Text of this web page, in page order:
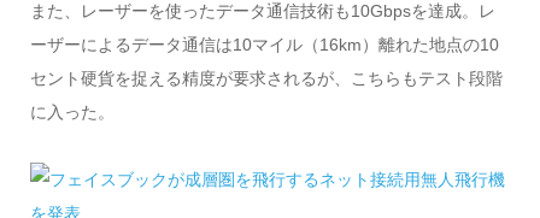
また、レーザーを使ったデータ通信技術も10Gbpsを達成。レ
ーザーによるデータ通信は10マイル（16km）離れた地点の10
セント硬貨を捉える精度が要求されるが、こちらもテスト段階
に入った。